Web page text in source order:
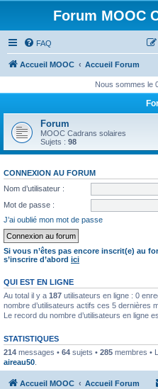
Forum MOOC
FAQ
Accueil MOOC Accueil Forum
Nous sommes le
Forum
MOOC Cadrans solaires
Sujets : 98
CONNEXION AU FORUM
Nom d’utilisateur :
Mot de passe :
J’ai oublié mon mot de passe
Si vous n’êtes pas encore inscrit(e) au
s’inscrire d’abord ici
QUI EST EN LIGNE
Au total il y a 187 utilisateurs en ligne : 0
nombre d’utilisateurs actifs ces 5 dernières
Le record du nombre d’utilisateurs en ligne
STATISTIQUES
214 messages • 64 sujets • 285 membres •
aireau50
Accueil MOOC Accueil Forum